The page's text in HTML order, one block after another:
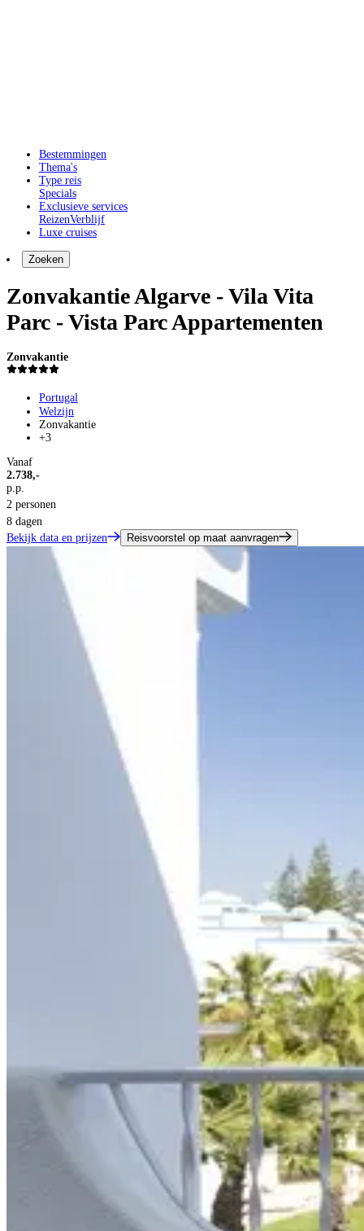
Bestemmingen
Thema's
Type reis
Specials
Exclusieve services
ReizenVerblijf
Luxe cruises
Zoeken
Zonvakantie Algarve - Vila Vita
Parc - Vista Parc Appartementen
Zonvakantie
Portugal
Welzijn
Zonvakantie
+3
Vanaf
2.738,-
p.p.
2 personen
8 dagen
Bekijk data en prijzen
Reisvoorstel op maat aanvragen